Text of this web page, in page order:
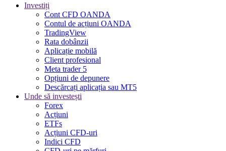
Investiți
Cont CFD OANDA
Contul de acțiuni OANDA
TradingView
Rata dobânzii
Aplicație mobilă
Client profesional
Meta trader 5
Opțiuni de depunere
Descărcați aplicația sau MT5
Unde să investești
Forex
Acțiuni
ETFs
Acțiuni CFD-uri
Indici CFD